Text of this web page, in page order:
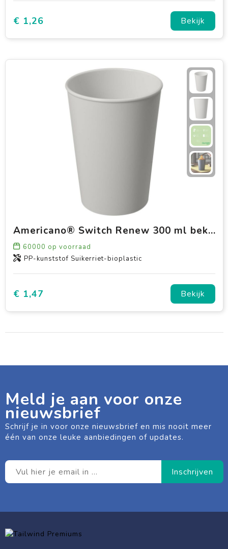
€ 1,26 Bekijk
Americano® Switch Renew 300 ml beker
60000 op voorraad
PP-kunststof Suikerriet-bioplastic
€ 1,47 Bekijk
Meld je aan voor onze
nieuwsbrief
Schrijf je in voor onze nieuwsbrief en mis nooit meer
één van onze leuke aanbiedingen of updates.